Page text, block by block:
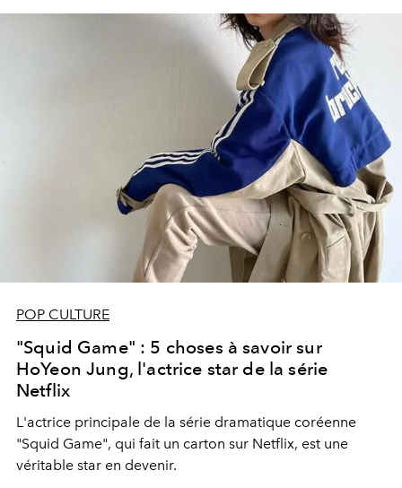
POP CULTURE
"Squid Game" : 5 choses à savoir sur
HoYeon Jung, l'actrice star de la série
Netflix
L'actrice principale de la série dramatique coréenne
"Squid Game", qui fait un carton sur Netflix, est une
véritable star en devenir.